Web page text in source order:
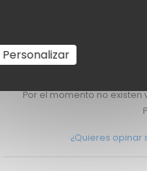
¿Eres experto y quieres que
Por el momento no
¿Quieres opinar
Personalizar